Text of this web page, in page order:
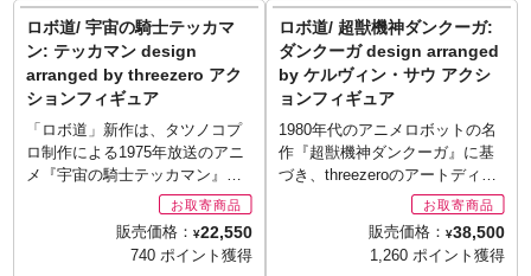
を装備し、「ブラックゲッタ
ー」のようなミステリアスな雰
囲気を演出します。頭部、胸
部、そして脚部にはクリアパー
ツを採用し、メカニカルな内部
パーツが透けて見えるのも◎。
※お取り寄せ商品はご注文後出
荷までに1週間前後必要となりま
※メーカー在庫品切れの場合、
商品をご用意出来ない場合もご
ンスの高いアイテムをラインナ
ップしていく。それがスリーゼ
ロの『FigZero/フィグゼロ』シ
リーズ。
TVアニメ『呪術廻戦』に基づく
シリーズとして伏黒恵がライン
ナップです。頭部原型は高木ア
キノリ氏が担当、全高約29.6セ
ンチ、全身32ヶ所以上の可動ポ
イントを持つフル可動フィギュ
アです。衣装のうち、東京都立
呪術高等専門学校の制服一式と
ンスの高いアイテムをラインナ
ップしていく。それがスリーゼ
ロの『FigZero/フィグゼロ』シ
リーズ。
TVアニメ『呪術廻戦』に基づく
シリーズとして虎杖悠仁がライ
ンナップです。頭部原型は高木
アキノリ氏が担当、全高約28.8
センチ、全身32ヶ所以上の可動
ポイントを持つフル可動フィギ
ュアです。衣装のうち、フー
ド、東京都立呪術高等専門学校
ロボ道/ 宇宙の騎士テッカマ
ン: テッカマン design
arranged by threezero アク
ションフィギュア
「ロボ道」新作は、タツノコプ
ロ制作による1975年放送のアニ
メ『宇宙の騎士テッカマン』に
インスパイアされた、スリーゼ
ロのアレンジ版ハイエンドフィ
ギュアです。原作デザインから
基本シルエットやカラーリング
販売価格： ¥22,550
740 ポイント獲得
ロボ道/ 超獣機神ダンクーガ:
ダンクーガ design arranged
by ケルヴィン・サウ アクシ
ョンフィギュア
1980年代のアニメロボットの名
作『超獣機神ダンクーガ』に基
づき、threezeroのアートディレ
クター「ケルヴィン・サウ」が
ダンクーガをリデザイン！メカ
ニカルなハイディテールを加え
つつ、広い可動範囲を保つよう
販売価格： ¥38,500
1,260 ポイント獲得